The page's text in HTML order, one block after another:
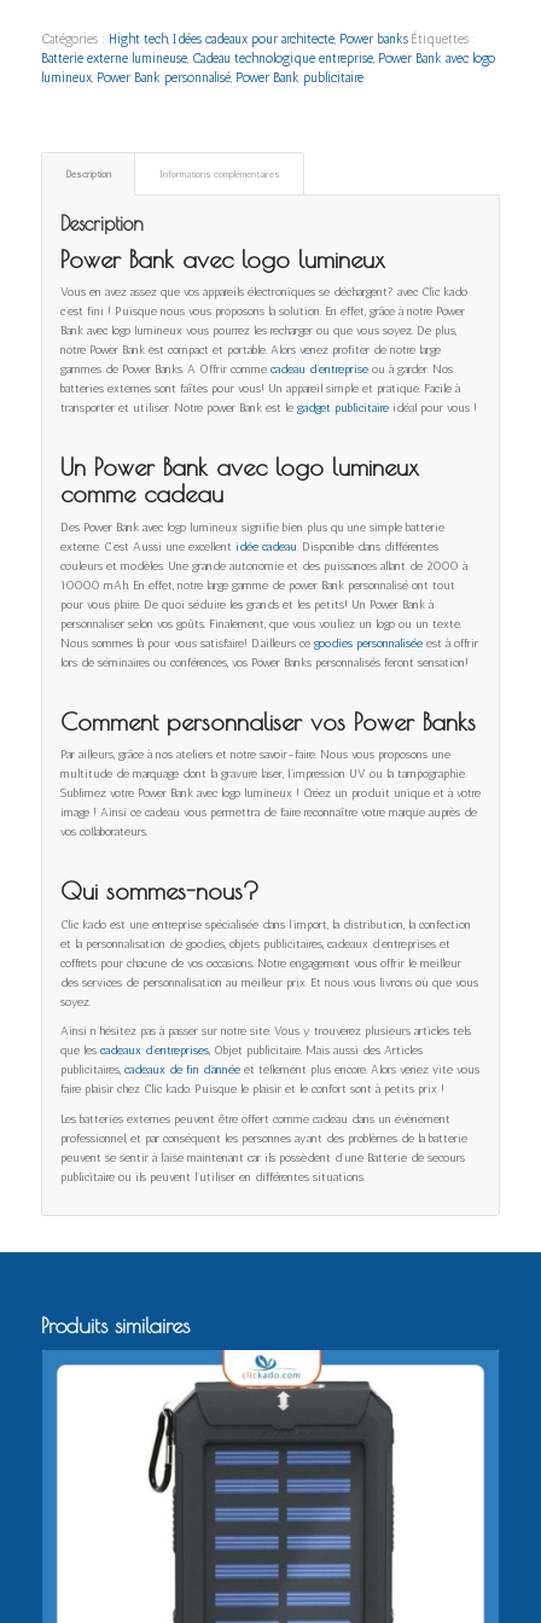
Catégories : Hight tech, Idées cadeaux pour architecte, Power banks Étiquettes :
Batterie externe lumineuse, Cadeau technologique entreprise, Power Bank avec logo
lumineux, Power Bank personnalisé, Power Bank publicitaire
Description Informations complémentaires
Description
Power Bank avec logo lumineux
Vous en avez assez que vos appareils électroniques se déchargent? avec Clic kado
c’est fini ! Puisque nous vous proposons la solution. En effet, grâce à notre Power
Bank avec logo lumineux vous pourrez les recharger ou que vous soyez. De plus,
notre Power Bank est compact et portable. Alors venez profiter de notre large
gammes de Power Banks. A Offrir comme cadeau d’entrepriseou à garder. Nos
batteries externes sont faîtes pour vous! Un appareil simple et pratique. Facile à
transporter et utiliser. Notre power Bank est le gadget publicitaireidéal pour vous !
Un Power Bank avec logo lumineux
comme cadeau
Des Power Bank avec logo lumineux signifie bien plus qu’une simple batterie
externe. C’est Aussi une excellent idée cadeau. Disponible dans différentes
couleurs et modèles. Une grande autonomie et des puissances allant de 2000 à
10000 mAh. En effet, notre large gamme de power Bank personnalisé ont tout
pour vous plaire. De quoi séduire les grands et les petits! Un Power Bank à
personnaliser selon vos goûts. Finalement, que vous vouliez un logo ou un texte.
Nous sommes là pour vous satisfaire! D’ailleurs ce goodies personnaliséeest à offrir
lors de séminaires ou conférences, vos Power Banks personnalisés feront sensation!
Comment personnaliser vos Power Banks
Par ailleurs, grâce à nos ateliers et notre savoir-faire. Nous vous proposons une
multitude de marquage dont la gravure laser, l’impression UV ou la tampographie.
Sublimez votre Power Bank avec logo lumineux ! Créez un produit unique et à votre
image ! Ainsi ce cadeau vous permettra de faire reconnaître votre marque auprès de
vos collaborateurs.
Qui sommes-nous?
Clic kado est une entreprise spécialisée dans l’import, la distribution, la confection
et la personnalisation de goodies, objets publicitaires, cadeaux d’entreprises et
coffrets pour chacune de vos occasions. Notre engagement vous offrir le meilleur
des services de personnalisation au meilleur prix. Et nous vous livrons où que vous
soyez.
Ainsi n’hésitez pas à passer sur notre site. Vous y trouverez plusieurs articles tels
que les cadeaux d’entreprises, Objet publicitaire. Mais aussi des Articles
publicitaires, cadeaux de fin d’annéeet tellement plus encore. Alors venez vite vous
faire plaisir chez Clic kado. Puisque le plaisir et le confort sont à petits prix !
Les batteries externes peuvent être offert comme cadeau dans un évènement
professionnel, et par conséquent les personnes ayant des problèmes de la batterie
peuvent se sentir à l’aise maintenant car ils possèdent d’une Batterie de secours
publicitaire ou ils peuvent l’utiliser en différentes situations.
Produits similaires